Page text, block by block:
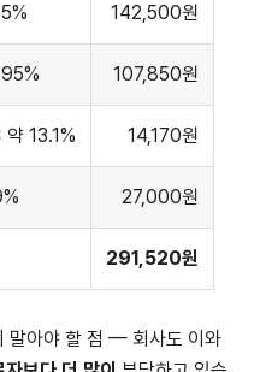
142,500원
107,850원
약 13.1% 14,170원
27,000원
291,520원
말아야 할 점 — 회사도 이와